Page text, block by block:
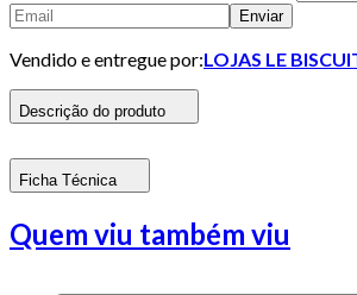
Enviar
Vendido e entregue por:LOJAS LE
Descrição do produto
Ficha Técnica
Quem viu também viu